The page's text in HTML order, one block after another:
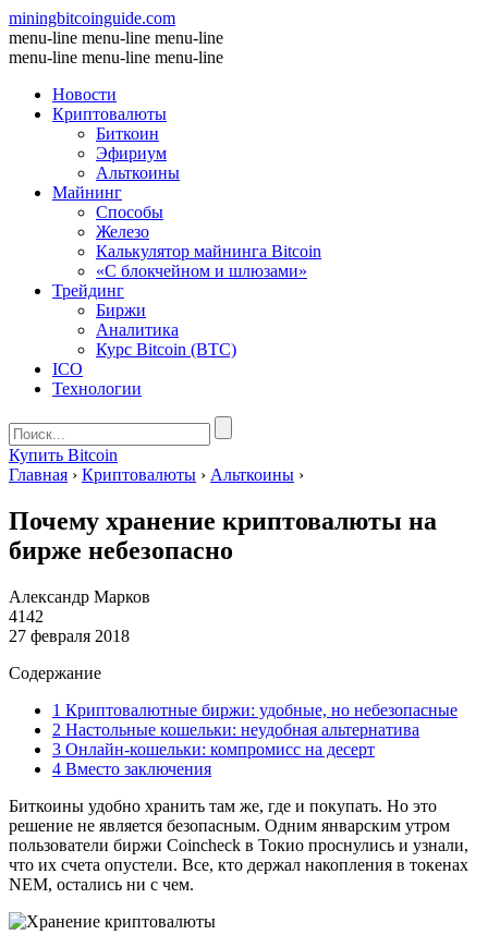
miningbitcoinguide.com
menu-line menu-line menu-line
menu-line menu-line menu-line
Новости
Криптовалюты
Биткоин
Эфириум
Альткоины
Майнинг
Способы
Железо
Калькулятор майнинга Bitcoin
«С блокчейном и шлюзами»
Трейдинг
Биржи
Аналитика
Курс Bitcoin (BTC)
ICO
Технологии
Купить Bitcoin
Главная › Криптовалюты › Альткоины ›
Почему хранение криптовалюты на
бирже небезопасно
Александр Марков
4142
27 февраля 2018
Содержание
1 Криптовалютные биржи: удобные, но небезопасные
2 Настольные кошельки: неудобная альтернатива
3 Онлайн-кошельки: компромисс на десерт
4 Вместо заключения
Биткоины удобно хранить там же, где и покупать. Но это
решение не является безопасным. Одним январским утром
пользователи биржи Coincheck в Токио проснулись и узнали,
что их счета опустели. Все, кто держал накопления в токенах
NEM, остались ни с чем.